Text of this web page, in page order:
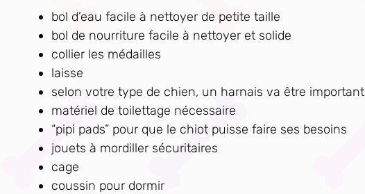
bol d’eau facile à nettoyer de petite taille
bol de nourriture facile à nettoyer et solide
collier les médailles
laisse
selon votre type de chien, un harnais va être important
matériel de toilettage nécessaire
“pipi pads” pour que le chiot puisse faire ses besoins
jouets à mordiller sécuritaires
cage
coussin pour dormir